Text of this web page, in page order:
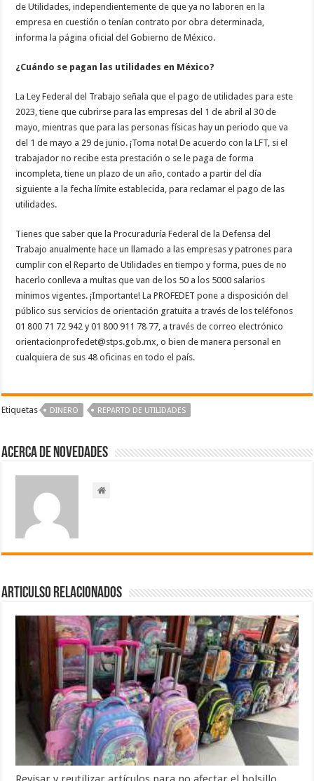
de Utilidades, independientemente de que ya no laboren en la
empresa en cuestión o tenían contrato por obra determinada,
informa la página oficial del Gobierno de México.
¿Cuándo se pagan las utilidades en México?
La Ley Federal del Trabajo señala que el pago de utilidades para este
2023, tiene que cubrirse para las empresas del 1 de abril al 30 de
mayo, mientras que para las personas físicas hay un periodo que va
del 1 de mayo a 29 de junio. ¡Toma nota! De acuerdo con la LFT, si el
trabajador no recibe esta prestación o se le paga de forma
incompleta, tiene un plazo de un año, contado a partir del día
siguiente a la fecha límite establecida, para reclamar el pago de las
utilidades.
Tienes que saber que la Procuraduría Federal de la Defensa del
Trabajo anualmente hace un llamado a las empresas y patrones para
cumplir con el Reparto de Utilidades en tiempo y forma, pues de no
hacerlo conlleva a multas que van de los 50 a los 5000 salarios
mínimos vigentes. ¡Importante! La PROFEDET pone a disposición del
público sus servicios de orientación gratuita a través de los teléfonos
01 800 71 72 942 y 01 800 911 78 77, a través de correo electrónico
orientacionprofedet@stps.gob.mx, o bien de manera personal en
cualquiera de sus 48 oficinas en todo el país.
Etiquetas DINERO REPARTO DE UTILIDADES
Acerca de NOVEDADES
Articulso Relacionados